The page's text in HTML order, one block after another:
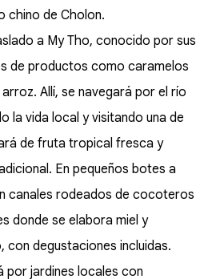
chino de Cholon.
a My Tho, conocido por sus
de productos como caramelos
Allí, se navegará por el río
la vida local y visitando una de
de fruta tropical fresca y
En pequeños botes a
canales rodeados de cocoteros
donde se elabora miel y
degustaciones incluidas.
por jardines locales con